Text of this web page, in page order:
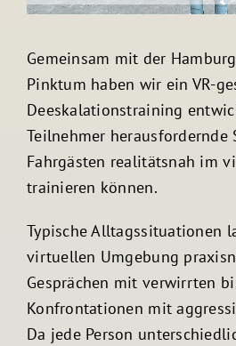
Gemeinsam mit der
Pinktum haben wir ein VR-
Deeskalationstraining
Teilnehmer
Fahrgästen realitätsnah im
trainieren können.
Typische Alltagssituationen
virtuellen Umgebung
Gesprächen mit verwirrten
Konfrontationen mit
Da jede Person